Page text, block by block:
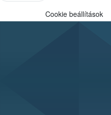
Cookie beállítások